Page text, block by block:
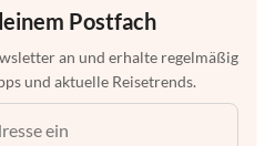
Postfach
an und erhalte regelmäßig
und aktuelle Reisetrends.